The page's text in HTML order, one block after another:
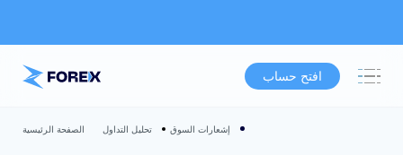
افتح حساب
الصفحة الرئيسية تحليل التداول إشعارات السوق